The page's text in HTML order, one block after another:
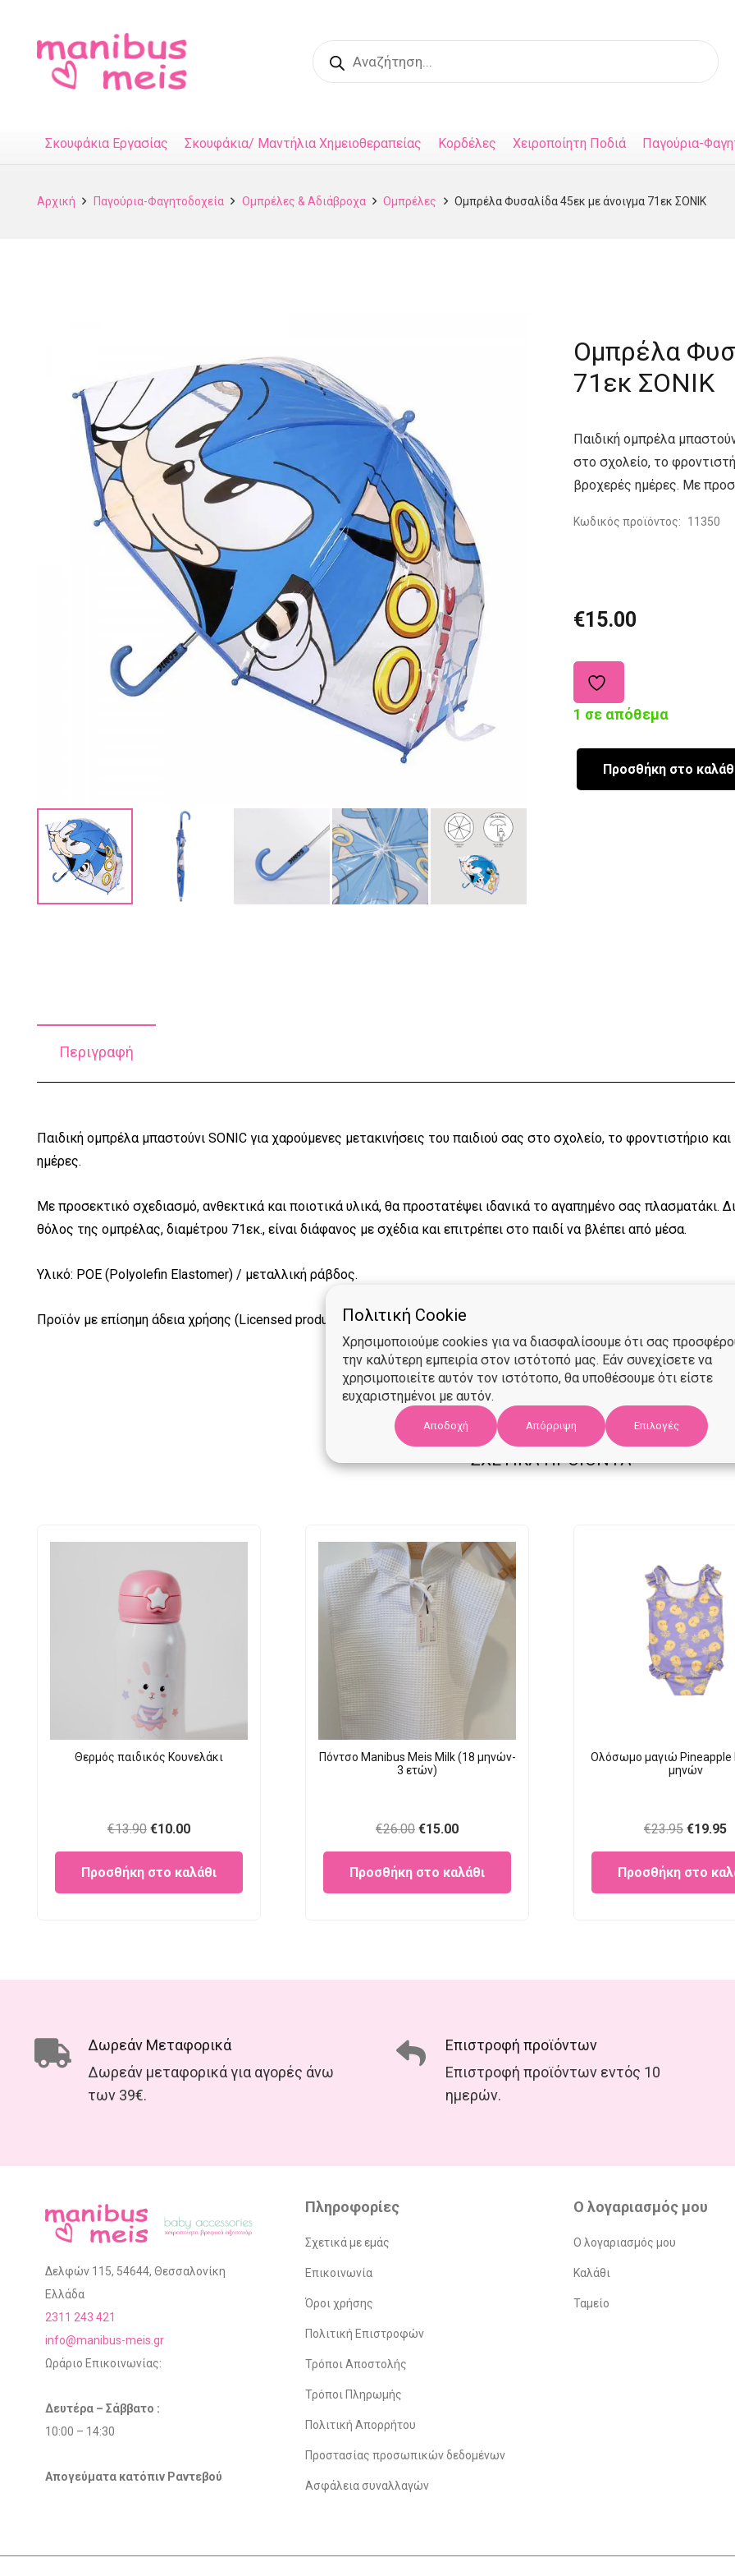
Products
search
Σκουφάκια Εργασίας Σκουφάκια/ Μαντήλια Χημειοθεραπείας Κορδέλες Χειροποίητη Ποδιά Παγούρια-
Αρχική Παγούρια-Φαγητοδοχεία Ομπρέλες & Αδιάβροχα Ομπρέλες Ομπρέλα Φυσαλίδα 45εκ με άνοιγμα 71εκ ΣΟΝΙΚ
Ομπρέλα
71εκ ΣΟΝΙΚ
Παιδική ομπρέλα
στο σχολείο, το
βροχερές ημέρες. Με
Κωδικός προϊόντος: 11350
€15.00
1 σε απόθεμα
Ομπρέλα
Προσθήκη στο
Περιγραφή
Παιδική ομπρέλα μπαστούνι SONIC για χαρούμενες μετακινήσεις του παιδιού σας στο σχολείο, το φροντιστήριο
ημέρες.
Με προσεκτικό σχεδιασμό, ανθεκτικά και ποιοτικά υλικά, θα προστατέψει ιδανικά το αγαπημένο σας πλασματάκι.
θόλος της ομπρέλας, διαμέτρου 71εκ., είναι διάφανος με σχέδια και επιτρέπει στο παιδί να βλέπει από μέσα.
Υλικό: POE (Polyolefin Elastomer) / μεταλλική ράβδος.
Προϊόν με επίσημη άδεια χρήσης (Licensed product).
ΣΧΕΤΙΚΑ ΠΡΟΪΟΝΤΑ
Θερμός παιδικός Κουνελάκι
€13.90 Original
price
was:
€13.90.
€10.00Current
price
is:
€10.00.
Προσθήκη στο καλάθι
Πόντσο Manibus Meis Milk (18 μηνών-
3 ετών)
€26.00 Original
price
was:
€26.00.
€15.00Current
price
is:
€15.00.
Προσθήκη στο καλάθι
Ολόσωμο μαγιώ Pineapple
μηνών
€23.95 Original
price
was:
€23.95.
€19.95
Προσθήκη στο
Δωρεάν Μεταφορικά
Δωρεάν μεταφορικά για αγορές άνω
των 39€.
Επιστροφή προϊόντων
Επιστροφή προϊόντων εντός 10
ημερών.
Δελφών 115, 54644, Θεσσαλονίκη
Ελλάδα
2311 243 421
info@manibus-meis.gr
Ωράριο Επικοινωνίας:
Δευτέρα – Σάββατο :
10:00 – 14:30
Απογεύματα κατόπιν Ραντεβού
Πληροφορίες
Σχετικά με εμάς
Επικοινωνία
Όροι χρήσης
Πολιτική Επιστροφών
Τρόποι Αποστολής
Τρόποι Πληρωμής
Πολιτική Απορρήτου
Προστασίας προσωπικών δεδομένων
Ασφάλεια συναλλαγών
Ο λογαριασμός μου
Ο λογαριασμός μου
Καλάθι
Ταμείο
Πολιτική Cookie
Χρησιμοποιούμε cookies για να διασφαλίσουμε ότι σας
την καλύτερη εμπειρία στον ιστότοπό μας. Εάν συνεχίσετε να
χρησιμοποιείτε αυτόν τον ιστότοπο, θα υποθέσουμε ότι είστε
ευχαριστημένοι με αυτόν.
Αποδοχή Απόρριψη Επιλογές